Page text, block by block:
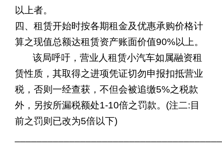
以上者。
四、租赁开始时按各期租金及优惠承购价格计
算之现值总额达租赁资产账面价值90%以上。
该局呼吁，营业人租赁小汽车如属融资租
赁性质，其取得之进项凭证切勿申报扣抵营业
税，否则一经查获，不但会被追缴5%之税款
外，另按所漏税额处1-10倍之罚款。 (注二: 目
前之罚则已改为5倍以下)